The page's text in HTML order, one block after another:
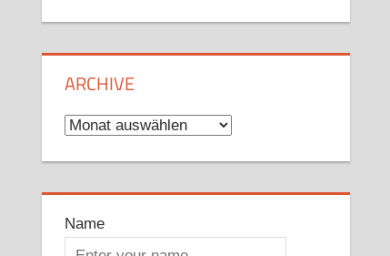
ARCHIVE
Archive
Name